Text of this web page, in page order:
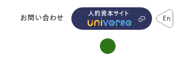
お問い合わせ 人的資本サイト En